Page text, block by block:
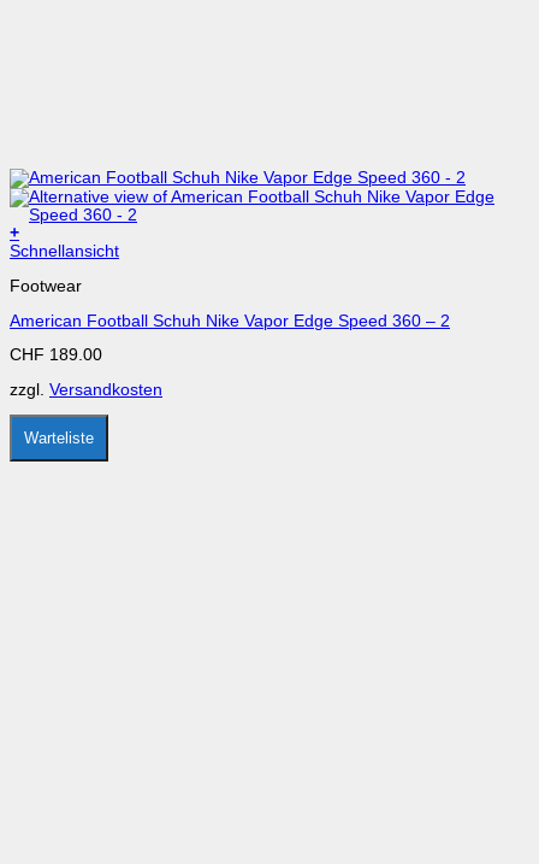
+
Dieses
weist
Varianten
Die
können
auf
der
Produktseite
gewählt
Schnellansicht
Footwear
American Football Schuh Nike Vapor Edge Speed 360 – 2
CHF 189.00
zzgl. Versandkosten
Warteliste